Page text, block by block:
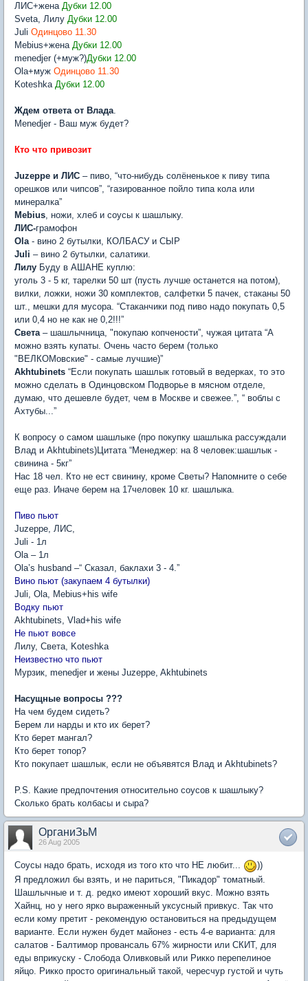
ЛИС+жена Дубки 12.00
Sveta, Лилу Дубки 12.00
Juli Одинцово 11.30
Mebius+жена Дубки 12.00
menedjer (+муж?)Дубки 12.00
Ola+муж Одинцово 11.30
Koteshka Дубки 12.00
Ждем ответа от Влада.
Menedjer - Ваш муж будет?
Кто что привозит
Juzeppe и ЛИС – пиво, “что-нибудь солёненькое к пиву типа
орешков или чипсов”, “газированное пойло типа кола или
минералка”
Mebius, ножи, хлеб и соусы к шашлыку.
ЛИС-грамофон
Ola- вино 2 бутылки, КОЛБАСУ и СЫР
Juli – вино 2 бутылки, салатики.
Лилу Буду в АШАНЕ куплю:
уголь 3 - 5 кг, тарелки 50 шт (пусть лучше останется на потом),
вилки, ложки, ножи 30 комплектов, салфетки 5 пачек, стаканы 50
шт., мешки для мусора. “Стаканчики под пиво надо покупать 0,5
или 0,4 но не как не 0,2!!!”
Света– шашлычница, "покупаю копчености”, чужая цитата “А
можно взять купаты. Очень часто берем (только
"ВЕЛКОМовские" - самые лучшие)”
Akhtubinets “Если покупать шашлык готовый в ведерках, то это
можно сделать в Одинцовском Подворье в мясном отделе,
думаю, что дешевле будет, чем в Москве и свежее.”, “ воблы с
Ахтубы...”
К вопросу о самом шашлыке (про покупку шашлыка рассуждали
Влад и Akhtubinets)Цитата “Менеджер: на 8 человек:шашлык -
свинина - 5кг”
Нас 18 чел. Кто не ест свинину, кроме Светы? Напомните о себе
еще раз. Иначе берем на 17человек 10 кг. шашлыка.
Пиво пьют
Juzeppe, ЛИС,
Juli - 1л
Ola – 1л
Ola’s husband –“ Сказал, баклахи 3 - 4.”
Вино пьют (закупаем 4 бутылки)
Juli, Ola, Mebius+his wife
Водку пьют
Akhtubinets, Vlad+his wife
Не пьют вовсе
Лилу, Света, Koteshka
Неизвестно что пьют
Мурзик, menedjer и жены Juzeppe, Akhtubinets
Насущные вопросы ???
На чем будем сидеть?
Берем ли нарды и кто их берет?
Кто берет мангал?
Кто берет топор?
Кто покупает шашлык, если не объявятся Влад и Akhtubinets?
P.S. Какие предпочтения относительно соусов к шашлыку?
Сколько брать колбасы и сыра?
ОрганиЗьМ
26 Aug 2005
Соусы надо брать, исходя из того кто что НЕ любит...
))
Я предложил бы взять, и не париться, "Пикадор" томатный.
Шашлычные и т. д. редко имеют хороший вкус. Можно взять
Хайнц, но у него ярко выраженный уксусный привкус. Так что
если кому претит - рекомендую остановиться на предыдущем
варианте. Если нужен будет майонез - есть 4-е варианта: для
салатов - Балтимор провансаль 67% жирности или СКИТ, для
еды вприкуску - Слобода Оливковый или Рикко перепелиное
яйцо. Рикко просто оригинальный такой, чересчур густой и чуть